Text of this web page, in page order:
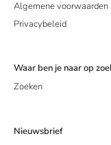
Algemene voorwaarden
Privacybeleid
Waar ben je naar op
Zoeken
Nieuwsbrief